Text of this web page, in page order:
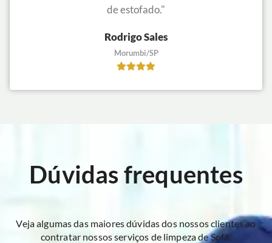
de estofado."
Rodrigo Sales
Morumbi/SP
Dúvidas frequentes
Veja algumas das maiores dúvidas dos nossos clientes ao
contratar nossos serviços de limpeza de Sofá: